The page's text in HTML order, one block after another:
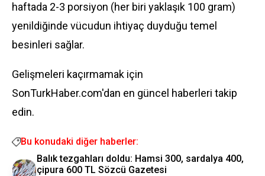
haftada 2-3 porsiyon (her biri yaklaşık 100 gram)
yenildiğinde vücudun ihtiyaç duyduğu temel
besinleri sağlar.
Gelişmeleri kaçırmamak için
SonTurkHaber.com'dan en güncel haberleri takip
edin.
Bu konudaki diğer haberler:
Balık tezgahları doldu: Hamsi 300, sardalya 400,
çipura 600 TL Sözcü Gazetesi